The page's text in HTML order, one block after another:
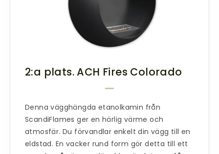
2:a plats. ACH Fires Colorado
Dennavägghängda etanolkamin från
ScandiFlames ger en härlig värme och
atmosfär. Du förvandlar enkelt din vägg till en
eldstad. En vacker rund form gör detta till ett